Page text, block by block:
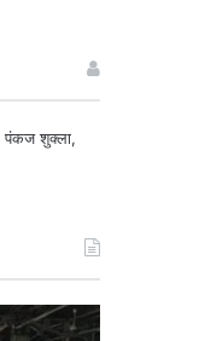
पंकज शुक्ला,